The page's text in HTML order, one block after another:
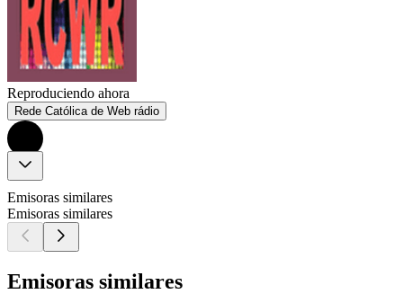
Reproduciendo ahora
Rede Católica de Web rádio
Emisoras similares
Emisoras similares
Emisoras similares